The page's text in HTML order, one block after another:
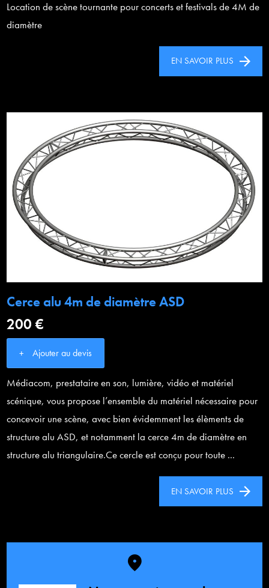
Location de scène tournante pour concerts et festivals de 4M de
diamètre
EN SAVOIR PLUS
Cerce alu 4m de diamètre ASD
200 €
Ajouter au devis
Médiacom, prestataire en son, lumière, vidéo et matériel
scénique, vous propose l’ensemble du matériel nécessaire pour
concevoir une scène, avec bien évidemment les élèments de
structure alu ASD, et notamment la cerce 4m de diamètre en
structure alu triangulaire.Ce cercle est conçu pour toute ...
EN SAVOIR PLUS